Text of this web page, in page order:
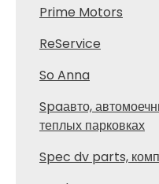
Prime Motors
ReService
So Anna
Spaавто,
теплых парковках
Spec dv parts,